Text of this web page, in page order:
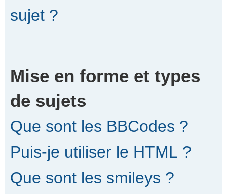
sujet ?
Mise en forme et types
de sujets
Que sont les BBCodes ?
Puis-je utiliser le HTML ?
Que sont les smileys ?